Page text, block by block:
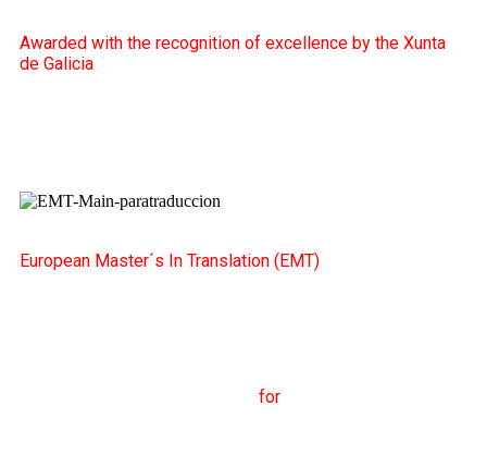
Awarded with the recognition of excellence by the Xunta
de Galicia
European Master´s In Translation (EMT)
for